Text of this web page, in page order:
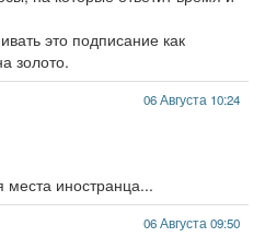
это подписание как
золото.
06 Августа 10:24
места иностранца...
06 Августа 09:50